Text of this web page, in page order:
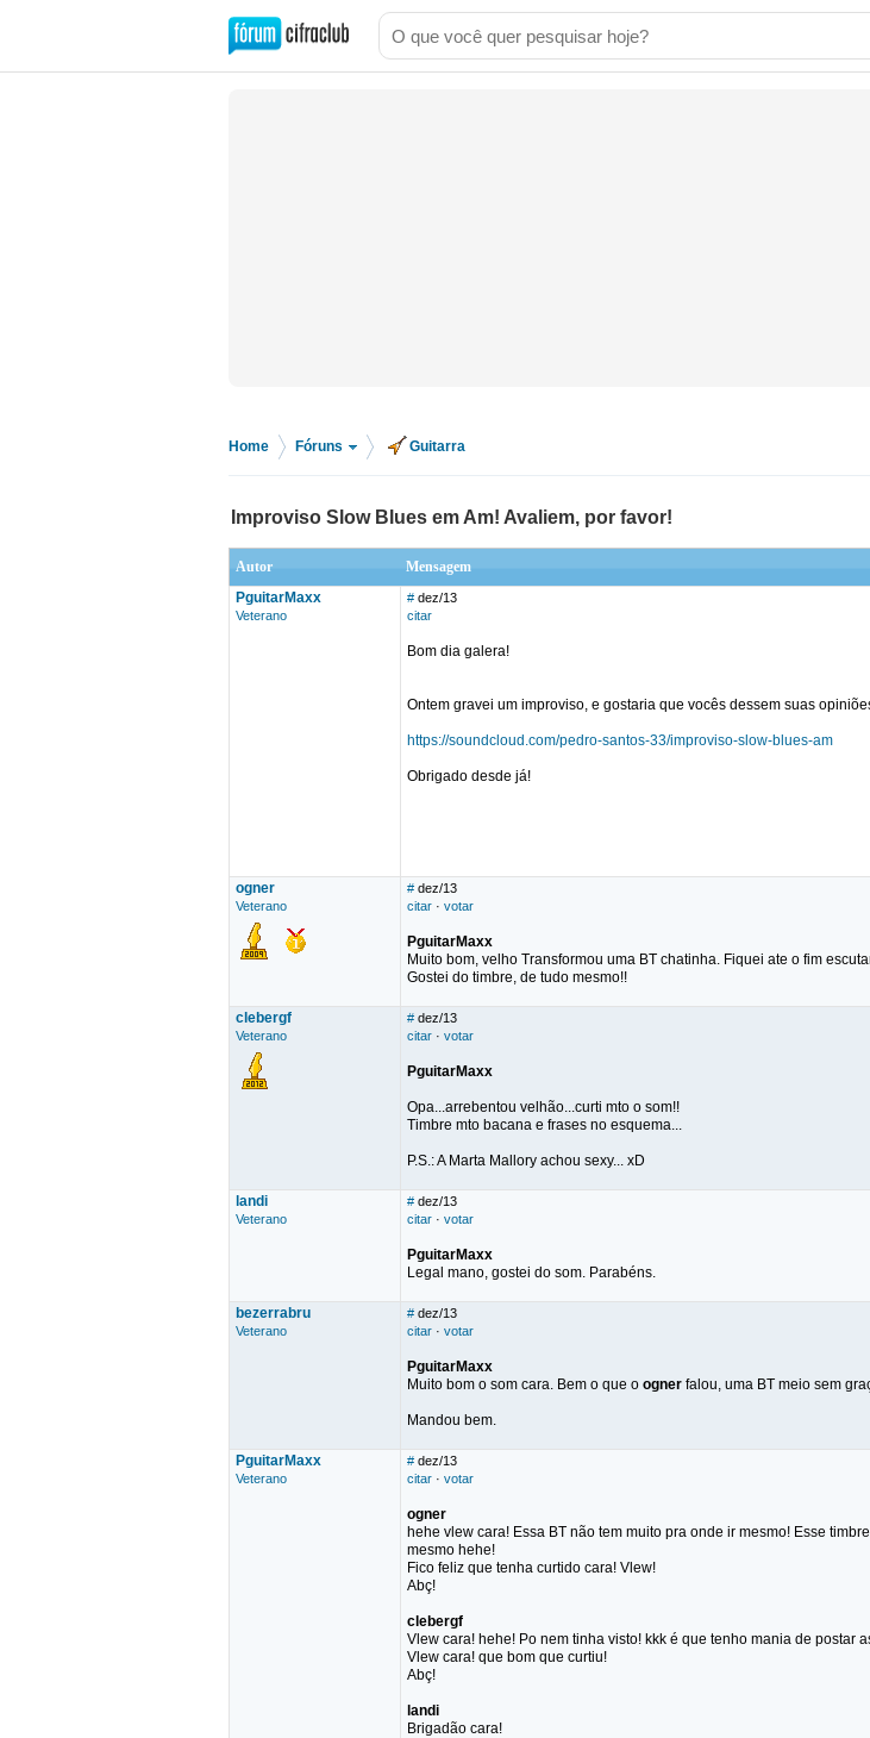
Home Fóruns Guitarra
Improviso Slow Blues em Am! Avaliem, por favor!
Autor
Mensagem
PguitarMaxx
Veterano
# dez/13
citar
Bom dia galera!
Ontem gravei um improviso, e gostaria que vocês dessem suas
https://soundcloud.com/pedro-santos-33/improviso-slow-blues-am
Obrigado desde já!
ogner
Veterano
# dez/13
citar · votar
PguitarMaxx
Muito bom, velho Transformou uma BT chatinha. Fiquei ate o fim
Gostei do timbre, de tudo mesmo!!
clebergf
Veterano
# dez/13
citar · votar
PguitarMaxx
Opa...arrebentou velhão...curti mto o som!!
Timbre mto bacana e frases no esquema...
P.S.: A Marta Mallory achou sexy... xD
landi
Veterano
# dez/13
citar · votar
PguitarMaxx
Legal mano, gostei do som. Parabéns.
bezerrabru
Veterano
# dez/13
citar · votar
PguitarMaxx
Muito bom o som cara. Bem o que o ogner falou, uma BT meio sem
Mandou bem.
PguitarMaxx
Veterano
# dez/13
citar · votar
ogner
hehe vlew cara! Essa BT não tem muito pra onde ir mesmo! Esse
mesmo hehe!
Fico feliz que tenha curtido cara! Vlew!
Abç!
clebergf
Vlew cara! hehe! Po nem tinha visto! kkk é que tenho mania de postar
Vlew cara! que bom que curtiu!
Abç!
landi
Brigadão cara!